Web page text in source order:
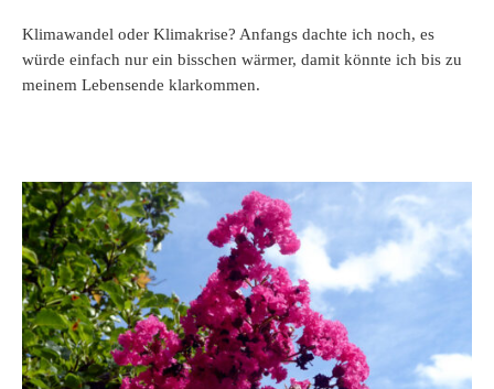
Klimawandel oder Klimakrise? Anfangs dachte ich noch, es
würde einfach nur ein bisschen wärmer, damit könnte ich bis zu
meinem Lebensende klarkommen.